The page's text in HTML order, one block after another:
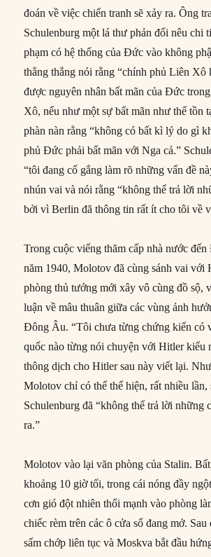
đoán về việc chiến tranh sẽ xảy ra. Ông
Schulenburg một lá thư phản đối nêu chi
phạm có hệ thống của Đức vào không
thẳng thắng nói rằng “chính phủ Liên Xô
được nguyên nhân bất mãn của Đức
Xô, nếu như một sự bất mãn như thế tồn
phàn nàn rằng “không có bất kì lý do gì
phủ Đức phải bất mãn với Nga cả.”
“tôi đang cố gắng làm rõ những vấn đề
nhún vai và nói rằng “không thể trả lời
bởi vì Berlin đã thông tin rất ít cho tôi về
Trong cuộc viếng thăm cấp nhà nước đến
năm 1940, Molotov đã cùng sánh vai với
phòng thủ tướng mới xây vô cùng đồ sộ,
luận về mâu thuân giữa các vùng ảnh
Đông Âu. “Tôi chưa từng chứng kiến có
quốc nào từng nói chuyện với Hitler kiểu
thông dịch cho Hitler sau này viết lại.
Molotov chỉ có thể thể hiện, rất nhiều lần,
Schulenburg đã “không thể trả lời những
ra.”
Molotov vào lại văn phòng của Stalin.
khoảng 10 giờ tối, trong cái nóng đầy
cơn gió đột nhiên thổi mạnh vào phòng
chiếc rèm trên các ô cửa sổ đang mở.
sấm chớp liên tục và Moskva bắt đầu